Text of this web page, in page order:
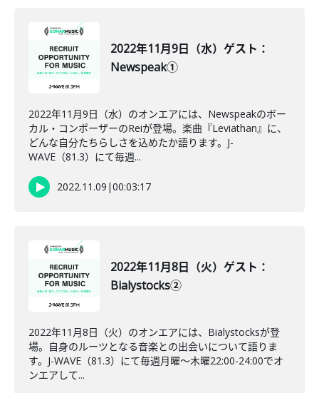
2022年11月9日（水）ゲスト：
Newspeak①
2022年11月9日（水）のオンエアには、Newspeakのボー
カル・コンポーザーのReiが登場。楽曲『Leviathan』に、
どんな自分たちらしさを込めたか語ります。J-
WAVE（81.3）にて毎週...
2022.11.09 |00:03:17
2022年11月8日（火）ゲスト：
Bialystocks②
2022年11月8日（火）のオンエアには、Bialystocksが登
場。自身のルーツとなる音楽との出会いについて語りま
す。J-WAVE（81.3）にて毎週月曜～木曜22:00-24:00でオ
ンエアして...